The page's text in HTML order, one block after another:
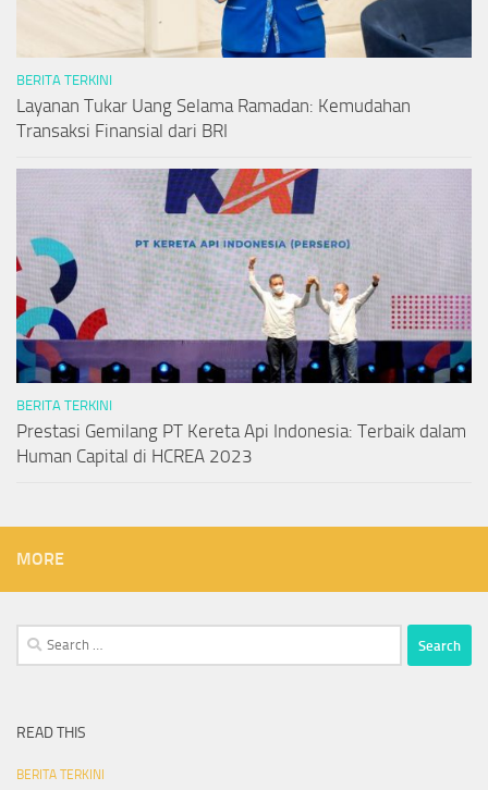
BERITA TERKINI
Layanan Tukar Uang Selama Ramadan: Kemudahan
Transaksi Finansial dari BRI
BERITA TERKINI
Prestasi Gemilang PT Kereta Api Indonesia: Terbaik dalam
Human Capital di HCREA 2023
MORE
Search
for:
READ THIS
BERITA TERKINI